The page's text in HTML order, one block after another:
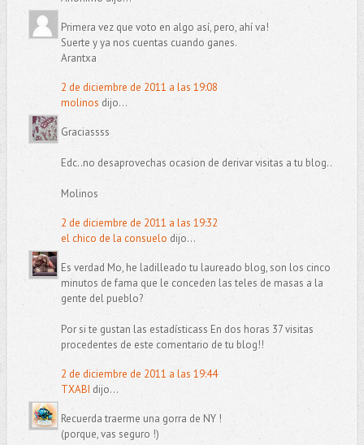
Primera vez que voto en algo así, pero, ahí va!
Suerte y ya nos cuentas cuando ganes.
Arantxa
2 de diciembre de 2011 a las 19:08
molinos dijo...
Graciassss
Edc..no desaprovechas ocasion de derivar visitas a tu blog..
Molinos
2 de diciembre de 2011 a las 19:32
el chico de la consuelo dijo...
Es verdad Mo, he ladilleado tu laureado blog, son los cinco
minutos de fama que le conceden las teles de masas a la
gente del pueblo?
Por si te gustan las estadísticass En dos horas 37 visitas
procedentes de este comentario de tu blog!!
2 de diciembre de 2011 a las 19:44
TXABI dijo...
Recuerda traerme una gorra de NY !
(porque, vas seguro !)